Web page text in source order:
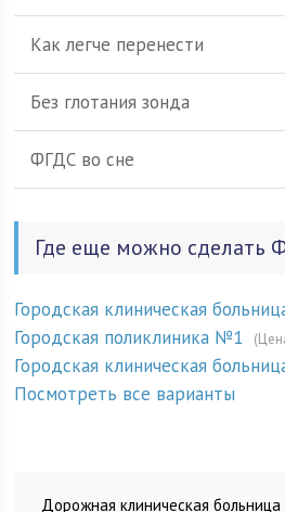
Как легче перенести
Без глотания зонда
ФГДС во сне
Где еще можно сделать
Городская клиническая
Городская поликлиника №1
Городская клиническая
Посмотреть все варианты
Дорожная клиническая